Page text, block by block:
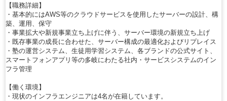
【職務詳細】
・基本的にはAWS等のクラウドサービスを使用したサーバーの設計、構
築、運用、保守
・事業拡大や新規事業立ち上げに伴う、サーバー環境の新規立ち上げ
・既存事業の成長に合わせた、サーバー構成の最適化およびリプレイス
・塾の運営システム、生徒用学習システム、各ブランドの公式サイト、
スマートフォンアプリ等の多岐にわたる社内・サービスシステムのイン
フラ管理
【働く環境】
・現状のインフラエンジニアは4名が在籍しています。